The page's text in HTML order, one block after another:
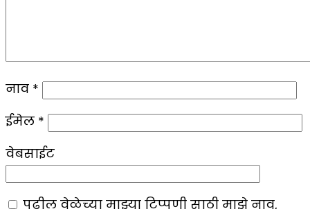
नाव *
ईमेल *
वेबसाईट
पुढील वेळेच्या माझ्या टिप्पणी साठी माझे नाव,